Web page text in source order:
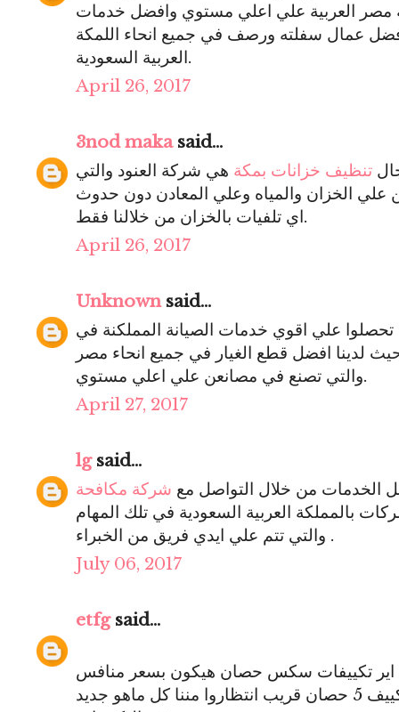
مصر العربية علي اعلي مستوي وافضل خدمات
عمال سفلته ورصف في جميع انحاء اللمكة
العربية السعودية.
April 26, 2017
3nod makasaid...
تنظيف خزانات بمكة هي شركة العنود والتي
الخزان والمياه وعلي المعادن دون حدوث
اي تلفيات بالخزان من خلالنا فقط.
April 26, 2017
Unknownsaid...
علي اقوي خدمات الصيانة المملكنة في
لدينا افضل قطع الغيار في جميع انحاء مصر
والتي تصنع في مصانعن علي اعلي مستوي.
April 27, 2017
lgsaid...
الخدمات من خلال التواصل مع شركة مكافحة
بالمملكة العربية السعودية في تلك المهام
والتي تتم علي ايدي فريق من الخبراء .
July 06, 2017
etfgsaid...
اير تكييفات سكس حصان هيكون بسعر منافس
للشركات التانيه وهيكون متوفر تكييف 5 حصان قريب انتظاروا مننا كل ماهو جديد